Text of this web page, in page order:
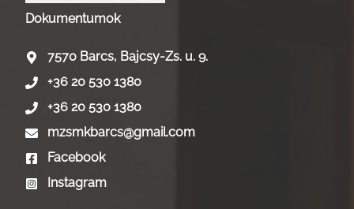
Dokumentumok
7570 Barcs, Bajcsy-Zs. u. 9.
+36 20 530 1380
+36 20 530 1380
mzsmkbarcs@gmail.com
Facebook
Instagram